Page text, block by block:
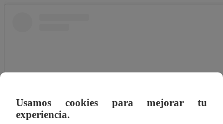
Usamos cookies para mejorar tu
experiencia.